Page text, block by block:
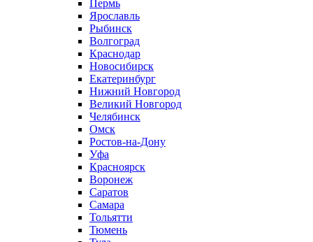
Пермь
Ярославль
Рыбинск
Волгоград
Краснодар
Новосибирск
Екатеринбург
Нижний Новгород
Великий Новгород
Челябинск
Омск
Ростов-на-Дону
Уфа
Красноярск
Воронеж
Саратов
Самара
Тольятти
Тюмень